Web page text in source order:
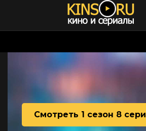
Смотреть 1 сезон 8